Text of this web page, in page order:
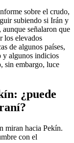
sobre el crudo,
subiendo si Irán y
señalaron que
los elevados
de algunos países,
y algunos indicios
sin embargo, luce
¿puede
miran hacia Pekín.
con el